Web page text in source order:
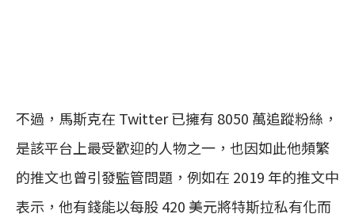
不過，馬斯克在 Twitter 已擁有 8050 萬追蹤粉絲，
是該平台上最受歡迎的人物之一，也因如此他頻繁
的推文也曾引發監管問題，例如在 2019 年的推文中
表示，他有錢能以每股 420 美元將特斯拉私有化而